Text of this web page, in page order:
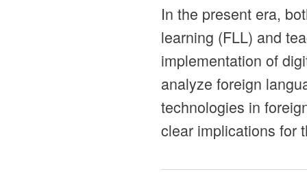
In the present era,
learning (FLL) and
implementation of
analyze foreign
technologies in
clear implications for